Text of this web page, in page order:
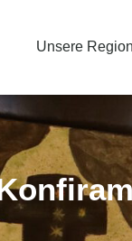
Unsere Region